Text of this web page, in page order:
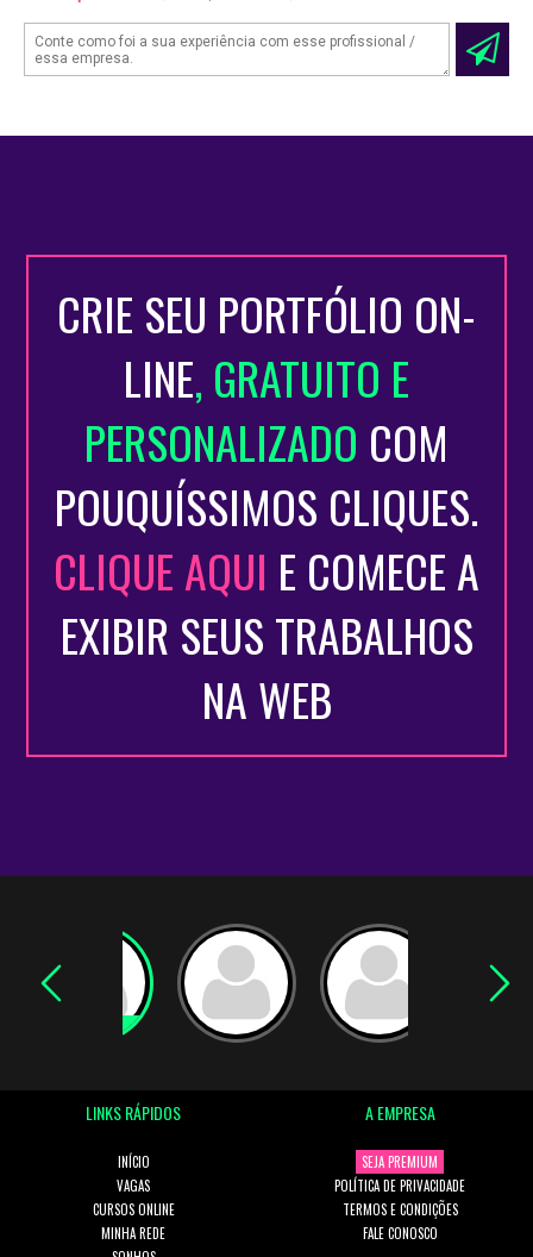
CRIE SEU PORTFÓLIO ON-
LINE, GRATUITO E
PERSONALIZADO COM
POUQUÍSSIMOS CLIQUES.
CLIQUE AQUI E COMECE A
EXIBIR SEUS TRABALHOS
NA WEB
LINKS RÁPIDOS
INÍCIO
VAGAS
CURSOS ONLINE
MINHA REDE
A EMPRESA
SEJA PREMIUM
POLÍTICA DE PRIVACIDADE
TERMOS E CONDIÇÕES
FALE CONOSCO